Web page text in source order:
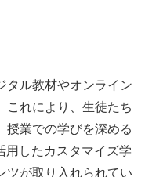
タル教材やオンライン
これにより、生徒たち
授業での学びを深める
用したカスタマイズ学
ツが取り入れられてい